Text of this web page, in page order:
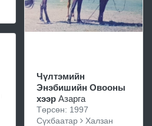
Чүлтэмийн
Энэбишийн Овооны
хээр Азарга
Төрсөн: 1997
Сүхбаатар
Халзан